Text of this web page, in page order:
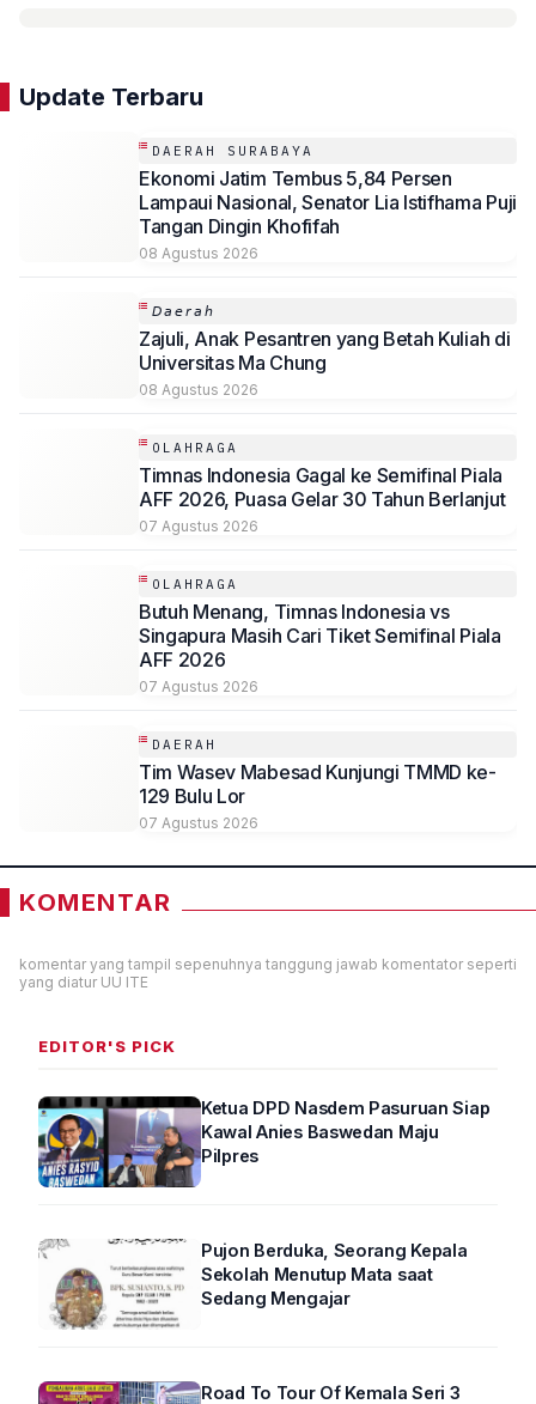
Update Terbaru
DAERAH SURABAYA
Ekonomi Jatim Tembus 5,84 Persen
Lampaui Nasional, Senator Lia Istifhama Puji
Tangan Dingin Khofifah
08 Agustus 2026
𝘋𝘢𝘦𝘳𝘢𝘩
Zajuli, Anak Pesantren yang Betah Kuliah di
Universitas Ma Chung
08 Agustus 2026
OLAHRAGA
Timnas Indonesia Gagal ke Semifinal Piala
AFF 2026, Puasa Gelar 30 Tahun Berlanjut
07 Agustus 2026
OLAHRAGA
Butuh Menang, Timnas Indonesia vs
Singapura Masih Cari Tiket Semifinal Piala
AFF 2026
07 Agustus 2026
DAERAH
Tim Wasev Mabesad Kunjungi TMMD ke-
129 Bulu Lor
07 Agustus 2026
KOMENTAR
komentar yang tampil sepenuhnya tanggung jawab komentator seperti
yang diatur UU ITE
EDITOR'S PICK
Ketua DPD Nasdem Pasuruan Siap
Kawal Anies Baswedan Maju
Pilpres
Pujon Berduka, Seorang Kepala
Sekolah Menutup Mata saat
Sedang Mengajar
Road To Tour Of Kemala Seri 3